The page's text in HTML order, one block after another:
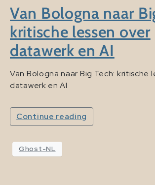
Van Bologna naar
kritische lessen over
datawerk en AI
Van Bologna naar Big Tech: kritische
datawerk en AI
Continue reading
Ghost-NL